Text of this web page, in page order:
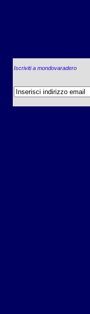
Iscriviti a mondovaradero